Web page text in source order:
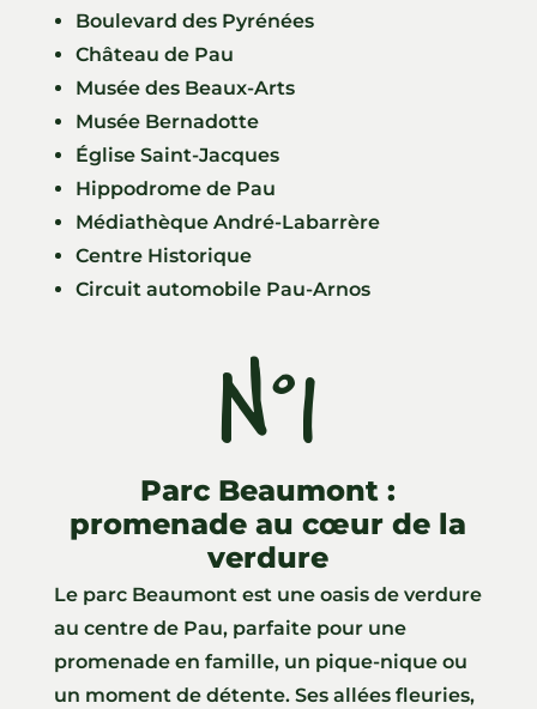
Boulevard des Pyrénées
Château de Pau
Musée des Beaux-Arts
Musée Bernadotte
Église Saint-Jacques
Hippodrome de Pau
Médiathèque André-Labarrère
Centre Historique
Circuit automobile Pau-Arnos
N°1
Parc Beaumont :
promenade au cœur de la
verdure
Le parc Beaumont est une oasis de verdure
au centre de Pau, parfaite pour une
promenade en famille, un pique-nique ou
un moment de détente. Ses allées fleuries,